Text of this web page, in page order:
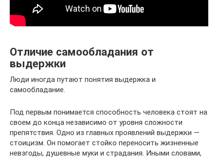
Отличие самообладания от
выдержки
Люди иногда путают понятия выдержка и
самообладание.
Под первым понимается способность человека стоят на
своем до конца независимо от уровня сложности
препятствия. Одно из главных проявлений выдержки —
стоицизм. Он помогает стойко переносить жизненные
невзгоды, душевные муки и страдания. Иными словами,